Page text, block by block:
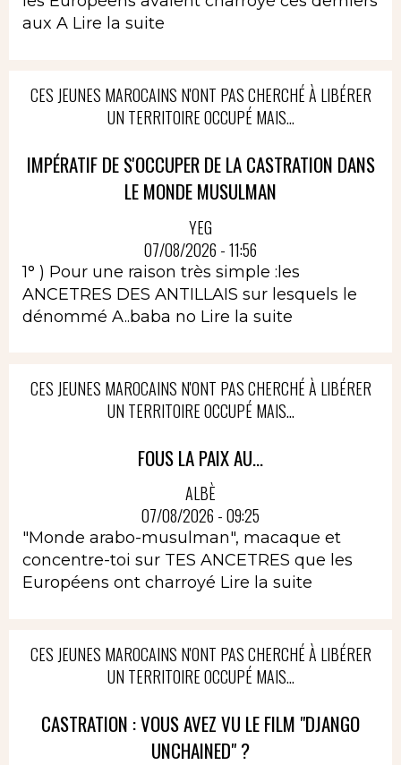
aux A Lire la suite
CES JEUNES MAROCAINS N'ONT PAS CHERCHÉ À LIBÉRER
UN TERRITOIRE OCCUPÉ MAIS...
IMPÉRATIF DE S'OCCUPER DE LA CASTRATION DANS
LE MONDE MUSULMAN
YEG
07/08/2026 - 11:56
1° ) Pour une raison très simple :les
ANCETRES DES ANTILLAIS sur lesquels le
dénommé A..baba no Lire la suite
CES JEUNES MAROCAINS N'ONT PAS CHERCHÉ À LIBÉRER
UN TERRITOIRE OCCUPÉ MAIS...
FOUS LA PAIX AU...
ALBÈ
07/08/2026 - 09:25
"Monde arabo-musulman", macaque et
concentre-toi sur TES ANCETRES que les
Européens ont charroyé Lire la suite
CES JEUNES MAROCAINS N'ONT PAS CHERCHÉ À LIBÉRER
UN TERRITOIRE OCCUPÉ MAIS...
CASTRATION : VOUS AVEZ VU LE FILM "DJANGO
UNCHAINED" ?